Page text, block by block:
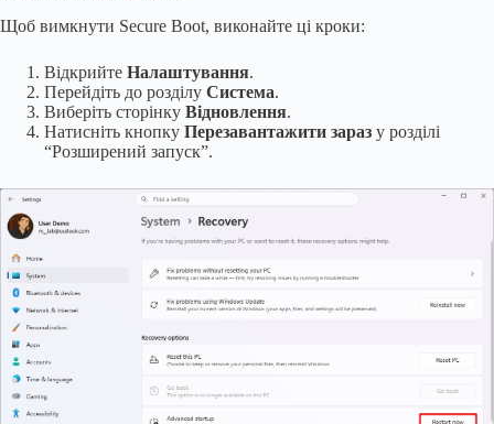
Щоб вимкнути Secure Boot, виконайте ці кроки:
Відкрийте Налаштування.
Перейдіть до розділу Система.
Виберіть сторінку Відновлення.
Натисніть кнопку Перезавантажити зараз у розділі
“Розширений запуск”.